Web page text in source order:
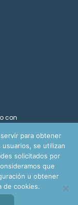
con
para obtener
se utilizan
solicitados por
que
u obtener
de cookies.